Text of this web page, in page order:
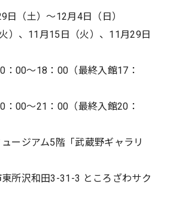
⽇（⼟）〜12⽉4⽇（⽇）
11⽉15⽇（⽕）、11⽉29⽇
：00〜18：00（最終⼊館17：
〜21：00（最終⼊館20：
ージアム5階「武蔵野ギャラリ
沢和⽥3-31-3 ところざわサク